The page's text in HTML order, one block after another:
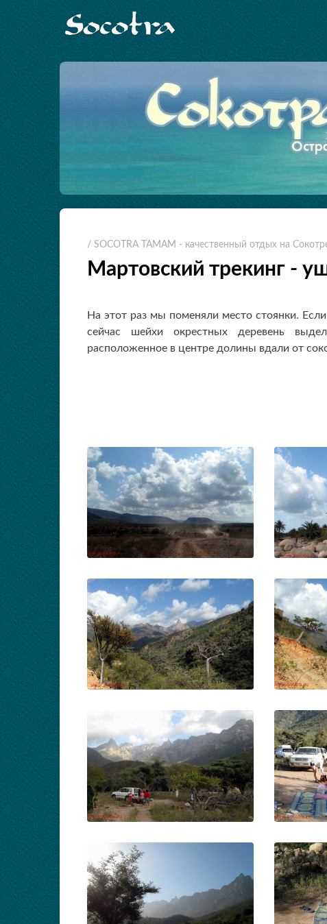
/ SOCOTRA TAMAM - качественный отдых на
Мартовский трекинг -
На этот раз мы поменяли место стоянки.
сейчас шейхи окрестных деревень
расположенное в центре долины вдали от